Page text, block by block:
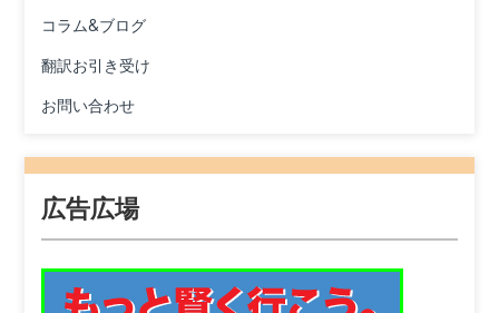
コラム&ブログ
翻訳お引き受け
お問い合わせ
広告広場